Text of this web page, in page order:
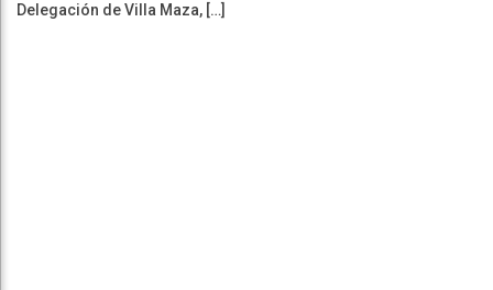
Delegación de Villa Maza, […]